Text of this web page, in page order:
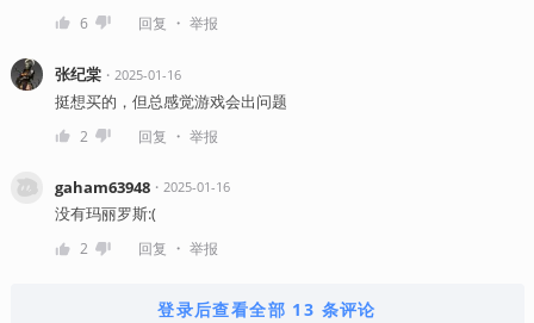
6 回复 ・ 举报
张纪棠・ 2025-01-16
挺想买的，但总感觉游戏会出问题
2 回复 ・ 举报
gaham63948・ 2025-01-16
没有玛丽罗斯:(
2 回复 ・ 举报
登录后查看全部 13 条评论